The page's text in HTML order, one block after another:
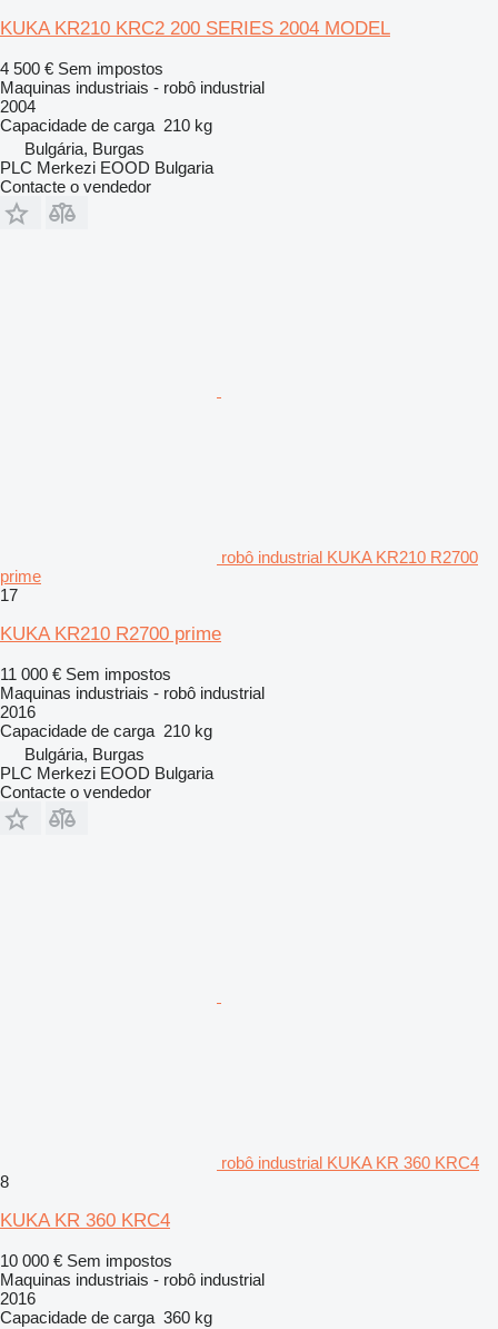
KUKA KR210 KRC2 200 SERIES 2004 MODEL
4 500 € Sem impostos
Maquinas industriais - robô industrial
2004
Capacidade de carga 210 kg
Bulgária, Burgas
PLC Merkezi EOOD Bulgaria
Contacte o vendedor
robô industrial KUKA KR210 R2700
prime
17
KUKA KR210 R2700 prime
11 000 € Sem impostos
Maquinas industriais - robô industrial
2016
Capacidade de carga 210 kg
Bulgária, Burgas
PLC Merkezi EOOD Bulgaria
Contacte o vendedor
robô industrial KUKA KR 360 KRC4
8
KUKA KR 360 KRC4
10 000 € Sem impostos
Maquinas industriais - robô industrial
2016
Capacidade de carga 360 kg